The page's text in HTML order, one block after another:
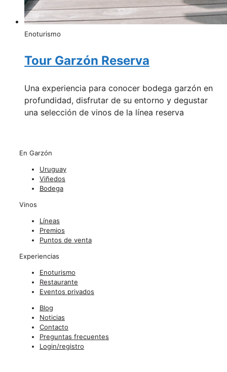
Enoturismo
Tour Garzón Reserva
Una experiencia para conocer bodega garzón en
profundidad, disfrutar de su entorno y degustar
una selección de vinos de la línea reserva
En Garzón
Uruguay
Viñedos
Bodega
Vinos
Líneas
Premios
Puntos de venta
Experiencias
Enoturismo
Restaurante
Eventos privados
Blog
Noticias
Contacto
Preguntas frecuentes
Login/registro